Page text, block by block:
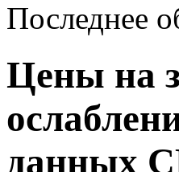
Последнее
Цены на
данных